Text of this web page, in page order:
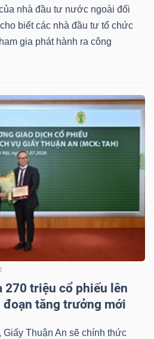
nhà đầu tư nước ngoài đối
biết các nhà đầu tư tổ chức
gia phát hành ra công
270 triệu cổ phiếu lên
đoạn tăng trưởng mới
Giấy Thuận An sẽ chính thức